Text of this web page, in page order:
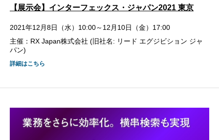
【展示会】インターフェックス・ジャパン2021 東京
2021年12月8日（水）10:00～12月10日（金）17:00
主催：RX Japan株式会社 (旧社名: リード エグジビション ジャ
パン)
詳細はこちら